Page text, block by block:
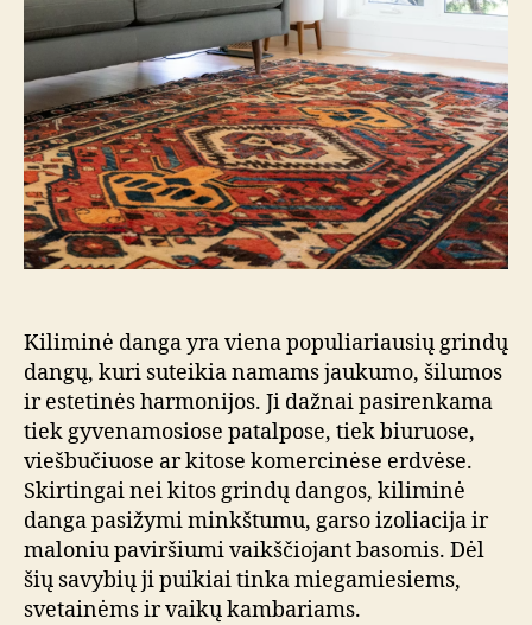
Kiliminė danga yra viena populiariausių grindų
dangų, kuri suteikia namams jaukumo, šilumos
ir estetinės harmonijos. Ji dažnai pasirenkama
tiek gyvenamosiose patalpose, tiek biuruose,
viešbučiuose ar kitose komercinėse erdvėse.
Skirtingai nei kitos grindų dangos, kiliminė
danga pasižymi minkštumu, garso izoliacija ir
maloniu paviršiumi vaikščiojant basomis. Dėl
šių savybių ji puikiai tinka miegamiesiems,
svetainėms ir vaikų kambariams.